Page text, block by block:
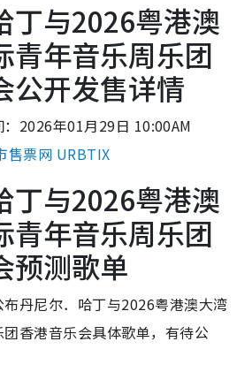
丁与2026粤港澳
青年音乐周乐团
公开发售详情
2026年01月29日 10:00AM
售票网 URBTIX
丁与2026粤港澳
青年音乐周乐团
预测歌单
丹尼尔．哈丁与2026粤港澳大湾
香港音乐会具体歌单，有待公